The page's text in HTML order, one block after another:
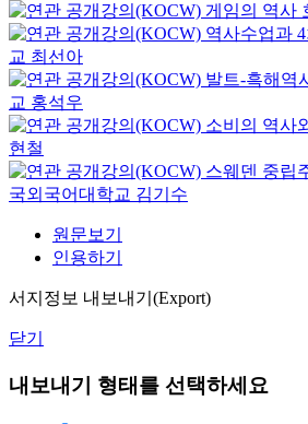
게임의 역사
역사수업과
교 최선아
발트-흑해역
교 홍석우
소비의 역사
현철
스웨덴 중립
국외국어대학교 김기수
원문보기
인용하기
서지정보 내보내기(Export)
닫기
내보내기 형태를 선택하세요